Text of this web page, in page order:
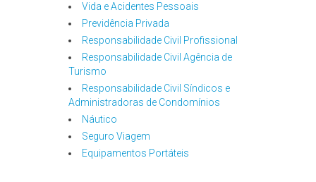
Vida e Acidentes Pessoais
Previdência Privada
Responsabilidade Civil Profissional
Responsabilidade Civil Agência de
Turismo
Responsabilidade Civil Síndicos e
Administradoras de Condomínios
Náutico
Seguro Viagem
Equipamentos Portáteis